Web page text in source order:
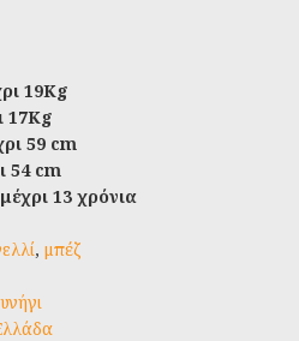
19Kg
17Kg
59 cm
54 cm
13 χρόνια
,μπέζ